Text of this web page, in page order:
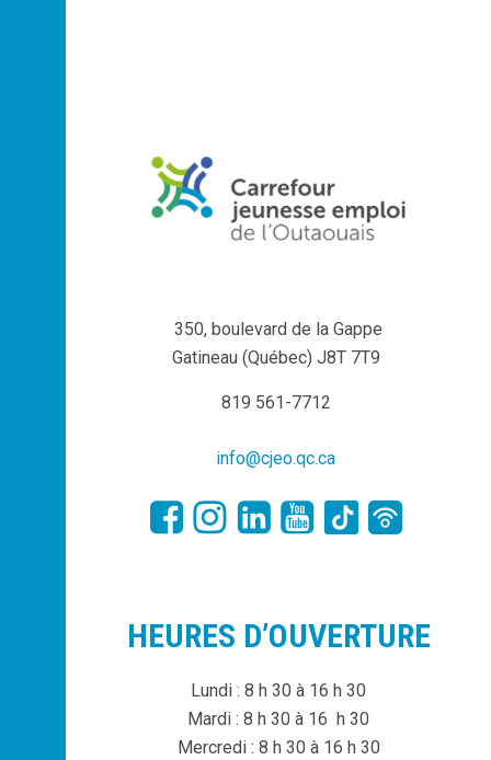
350, boulevard de la Gappe
Gatineau (Québec) J8T 7T9
819 561-7712
info@cjeo.qc.ca
HEURES D’OUVERTURE
Lundi : 8 h 30 à 16 h 30
Mardi : 8 h 30 à 16 h 30
Mercredi : 8 h 30 à 16 h 30